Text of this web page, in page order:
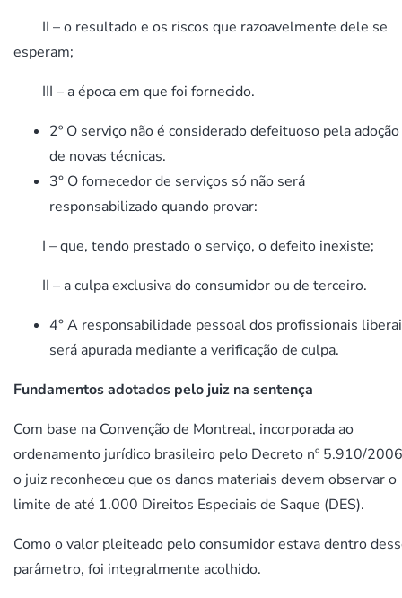
II – o resultado e os riscos que razoavelmente dele se
esperam;
III – a época em que foi fornecido.
2º O serviço não é considerado defeituoso pela adoção
de novas técnicas.
3° O fornecedor de serviços só não será
responsabilizado quando provar:
I – que, tendo prestado o serviço, o defeito inexiste;
II – a culpa exclusiva do consumidor ou de terceiro.
4° A responsabilidade pessoal dos profissionais
será apurada mediante a verificação de culpa.
Fundamentos adotados pelo juiz na sentença
Com base na Convenção de Montreal, incorporada ao
ordenamento jurídico brasileiro pelo Decreto nº 5.910/
o juiz reconheceu que os danos materiais devem observar o
limite de até 1.000 Direitos Especiais de Saque (DES).
Como o valor pleiteado pelo consumidor estava dentro
parâmetro, foi integralmente acolhido.